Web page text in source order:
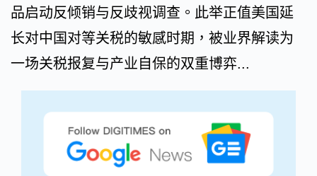
品启动反倾销与反歧视调查。此举正值美国延
长对中国对等关税的敏感时期，被业界解读为
一场关税报复与产业自保的双重博弈...